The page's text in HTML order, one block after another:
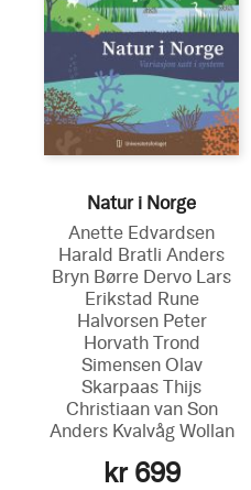
Natur i Norge
Anette Edvardsen
Harald Bratli Anders
Bryn Børre Dervo Lars
Erikstad Rune
Halvorsen Peter
Horvath Trond
Simensen Olav
Skarpaas Thijs
Christiaan van Son
Anders Kvalvåg Wollan
kr 699